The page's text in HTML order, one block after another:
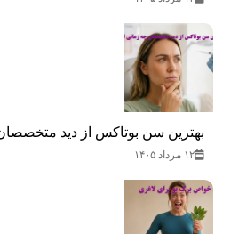
بهترین سن بوتاکس از دید
۱۲ مرداد ۱۴۰۵